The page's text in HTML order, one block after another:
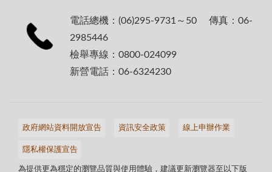
電話總機：(06)295-9731～50 傳真：06-
2985446
檢舉專線：0800-024099
新營電話：06-6324230
政府網站資料開放宣告 資訊安全政策 線上申辦作業
隱私權保護宣告
為提供更為穩定的瀏覽品質與使用體驗，建議更新瀏覽器至以下版